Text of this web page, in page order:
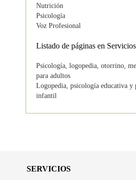
Nutrición
Psicología
Voz Profesional
Listado de páginas en
Psicología, logopedia, otorrino,
para adultos
Logopedia, psicología educativa y
infantil
SERVICIOS